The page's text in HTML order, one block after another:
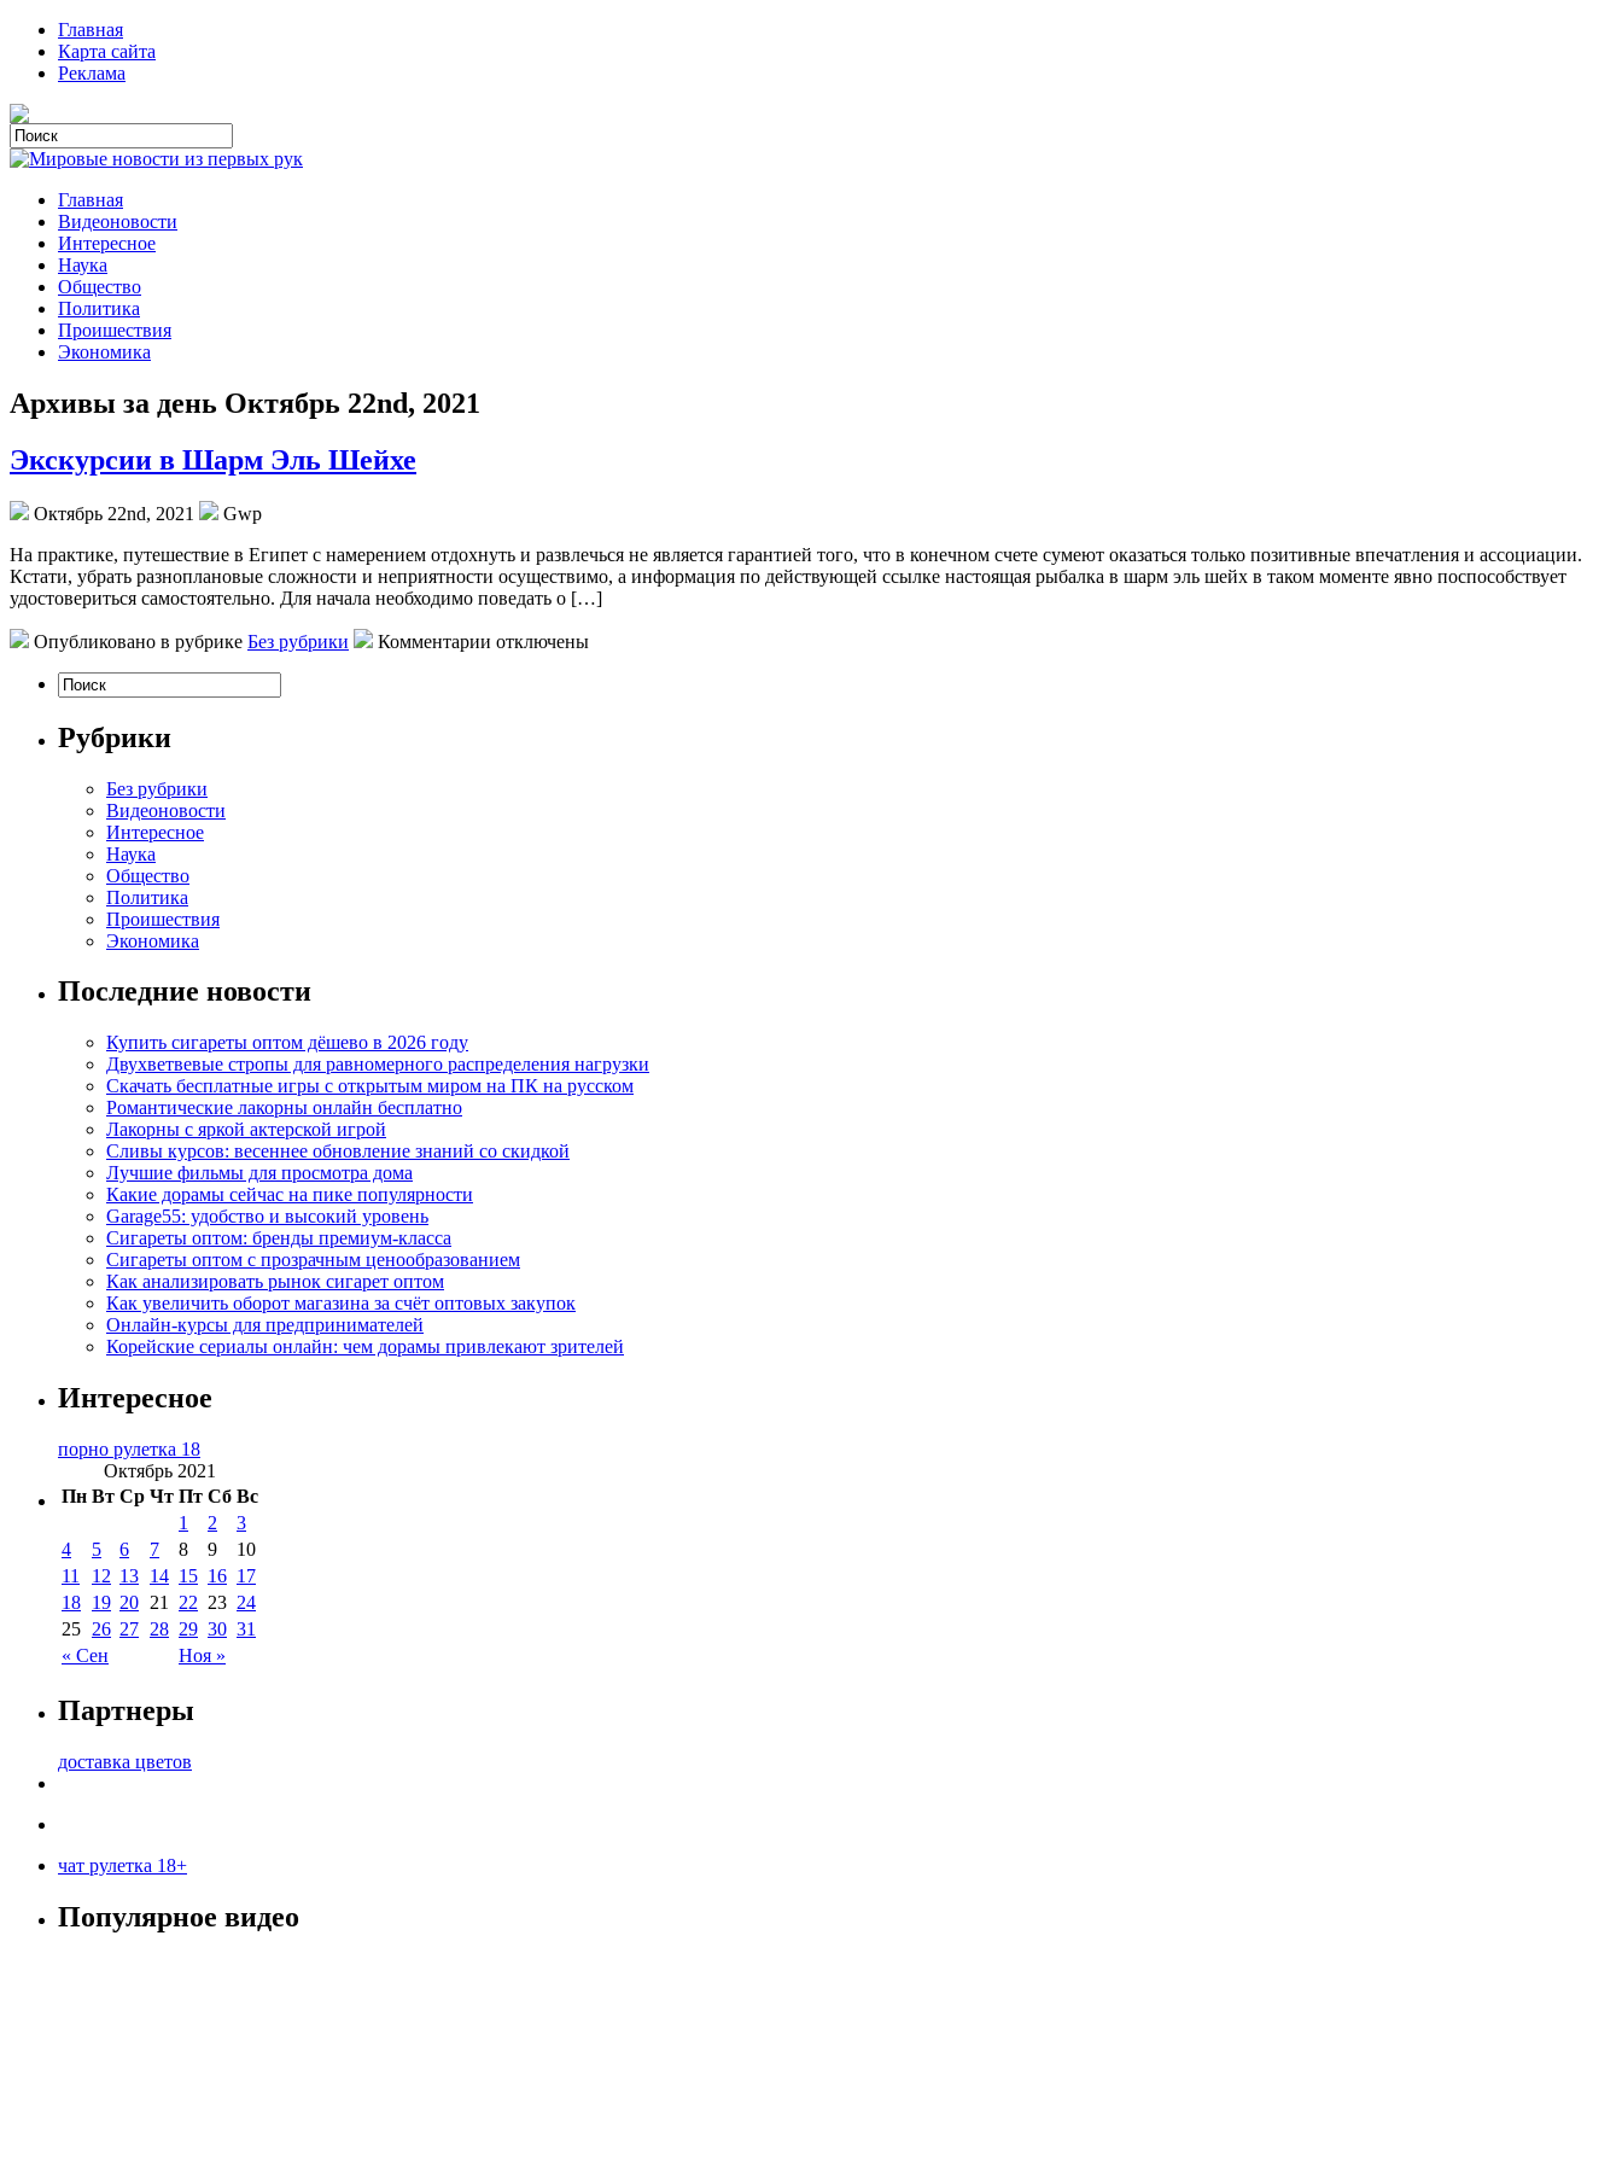
Главная
Карта сайта
Реклама
Главная
Видеоновости
Интересное
Наука
Общество
Политика
Проишествия
Экономика
Архивы за день Октябрь 22nd, 2021
Экскурсии в Шарм Эль Шейхе
Октябрь 22nd, 2021
Gwp
Нa прaктикe, путешествие в Египет с намерением отдохнуть и развлечься не является гарантией того, что в конечном счете сумеют оказаться только позитивные впечатления и ассоциации.
Кстати, убрать разноплановые сложности и неприятности осуществимо, а информация по действующей ссылке настоящая рыбалка в шарм эль шейх в таком моменте явно поспособствует
удостовериться самостоятельно. Для начала необходимо поведать о […]
Опубликовано в рубрике Без рубрики Комментарии отключены
Рубрики
Без рубрики
Видеоновости
Интересное
Наука
Общество
Политика
Проишествия
Экономика
Последние новости
Купить сигареты оптом дёшево в 2026 году
Двухветвевые стропы для равномерного распределения нагрузки
Скачать бесплатные игры с открытым миром на ПК на русском
Романтические лакорны онлайн бесплатно
Лакорны с яркой актерской игрой
Сливы курсов: весеннее обновление знаний со скидкой
Лучшие фильмы для просмотра дома
Какие дорамы сейчас на пике популярности
Garage55: удобство и высокий уровень
Сигареты оптом: бренды премиум-класса
Сигареты оптом с прозрачным ценообразованием
Как анализировать рынок сигарет оптом
Как увеличить оборот магазина за счёт оптовых закупок
Онлайн-курсы для предпринимателей
Корейские сериалы онлайн: чем дорамы привлекают зрителей
Интересное
порно рулетка 18
Октябрь 2021
Пн Вт Ср Чт Пт Сб Вс
« Сен Ноя »
1 2
3
4
5 6 7 8 9
10
11
12 13 14 15 16 17
18 19 20 21 22 23 24
25 26 27 28 29 30 31
Партнеры
доставка цветов
чат рулетка 18+
Популярное видео